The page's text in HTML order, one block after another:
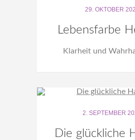
29. OKTOBER
Lebensfarbe
Klarheit und
2. SEPTEMBER
Die glückliche